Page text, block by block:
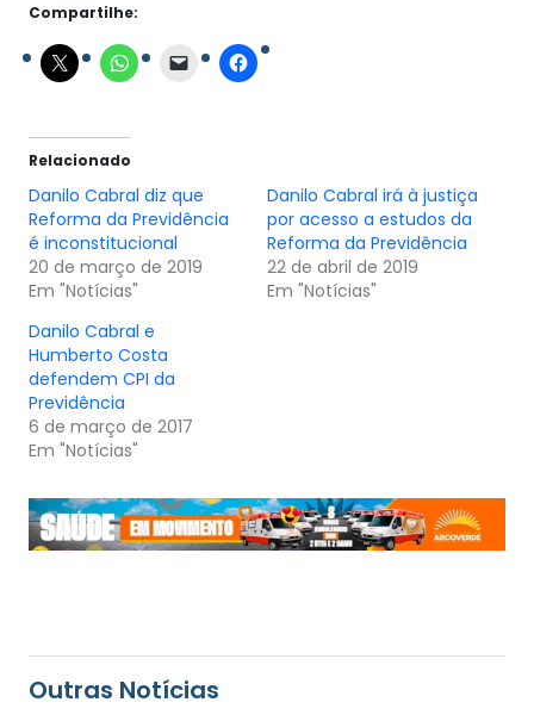
Compartilhe:
Relacionado
Danilo Cabral diz que
Reforma da Previdência
é inconstitucional
20 de março de 2019
Em "Notícias"
Danilo Cabral irá à justiça
por acesso a estudos da
Reforma da Previdência
22 de abril de 2019
Em "Notícias"
Danilo Cabral e
Humberto Costa
defendem CPI da
Previdência
6 de março de 2017
Em "Notícias"
Outras Notícias